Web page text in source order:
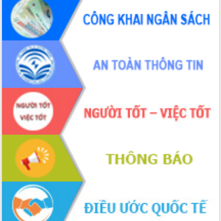
Đắk Lắk rà soát, điều chỉnh Đề án 190
về phát triển nuôi trồng thủy sản
Phó Chủ tịch UBND tỉnh Đắk Lắk
Trương Công Thái kiểm tra thực địa
Dự án cao tốc Khánh Hòa - Buôn Ma
Thuột
Định vị cà phê Việt Nam như một “di
sản sống” trong dòng chảy toàn cầu
Xây dựng nông thôn mới: Nâng cao đời
sống người dân từ những mô hình thiết
thực
Quyết liệt tháo gỡ vướng mắc, đẩy
nhanh tiến độ các dự án trọng điểm
trong Khu kinh tế Nam Phú Yên
Hòn Yến phát triển du lịch gắn với bảo
tồn biển
Lấy ý kiến điều chỉnh Quy hoạch tỉnh
Đắk Lắk thời kỳ 2021-2030, tầm nhìn
đến năm 2050
Phát động chiến dịch 30 ngày đêm